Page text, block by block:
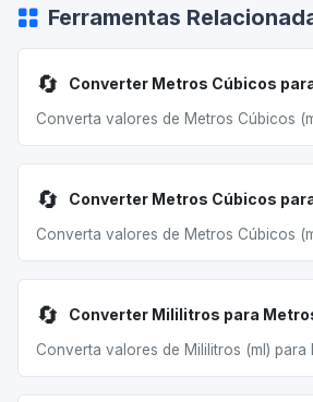
Ferramentas
🔄 Converter Metros Cúbicos
Converta valores de Metros Cúbicos
🔄 Converter Metros Cúbicos
Converta valores de Metros Cúbicos
🔄 Converter Mililitros para
Converta valores de Mililitros (ml) para